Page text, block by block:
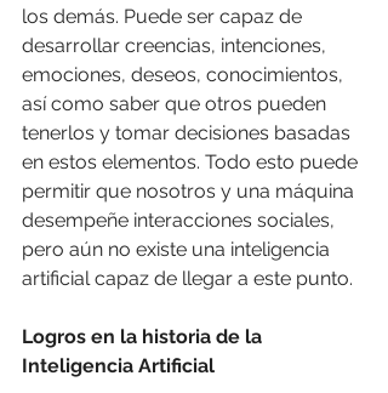
los demás. Puede ser capaz de
desarrollar creencias, intenciones,
emociones, deseos, conocimientos,
así como saber que otros pueden
tenerlos y tomar decisiones basadas
en estos elementos. Todo esto puede
permitir que nosotros y una máquina
desempeñe interacciones sociales,
pero aún no existe una inteligencia
artificial capaz de llegar a este punto.
Logros en la historia de la
Inteligencia Artificial